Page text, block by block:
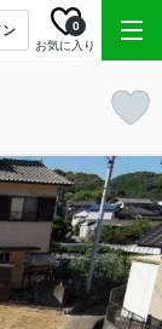
ン
お気に入り
0